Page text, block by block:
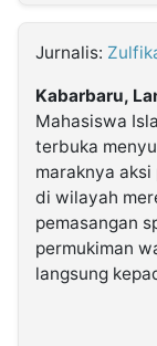
INDONESIA
Partner
Insight
NTB
Suara
Time
Lens
IDN
Daily
Jogja
Jalan
Rakyat
Idealita
News
Kita
Notice
Dinamikapost.com
Radar
Baru
Seedbacklink
Follow
Kabarbaru
Jurnalis:
Kabarbaru,
Mahasiswa
terbuka
maraknya
di wilayah
pemasangan
permukiman
langsung